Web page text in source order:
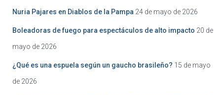
Nuria Pajares en Diablos de la Pampa 24 de mayo de 2026
Boleadoras de fuego para espectáculos de alto impacto 20 de
mayo de 2026
¿Qué es una espuela según un gaucho brasileño? 15 de mayo
de 2026